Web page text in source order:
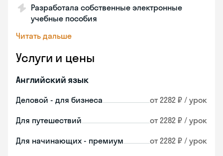
Разработала собственные электронные
учебные пособия
Читать дальше
Услуги и цены
Английский язык
Деловой - для бизнеса от 2282 ₽ / урок
Для путешествий от 2282 ₽ / урок
Для начинающих - премиум от 2282 ₽ / урок